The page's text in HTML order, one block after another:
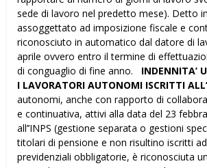
sede di lavoro nel predetto mese). Detto
assoggettato ad imposizione fiscale e
riconosciuto in automatico dal datore di
aprile ovvero entro il termine di
di conguaglio di fine anno. INDENNITA’
I LAVORATORI AUTONOMI ISCRITTI
autonomi, anche con rapporto di
e continuativa, attivi alla data del 23
all’’INPS (gestione separata o gestioni
titolari di pensione e non risultino iscritti
previdenziali obbligatorie, è riconosciuta